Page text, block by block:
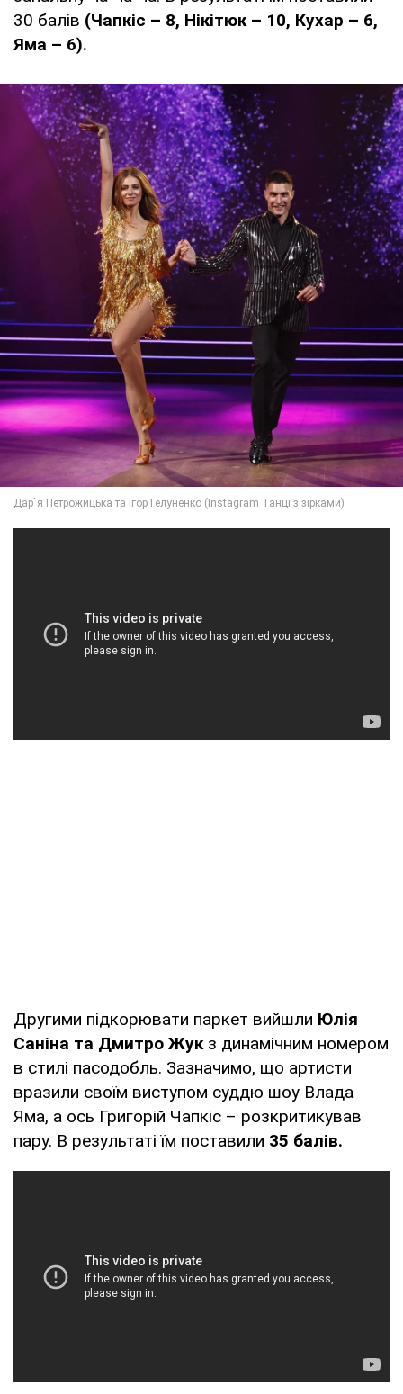
30 балів (Чапкіс – 8, Нікітюк – 10, Кухар – 6,
Яма – 6).
Другими підкорювати паркет вийшли Юлія
Саніна та Дмитро Жук з динамічним номером
в стилі пасодобль. Зазначимо, що артисти
вразили своїм виступом суддю шоу Влада
Яма, а ось Григорій Чапкіс – розкритикував
пару. В результаті їм поставили 35 балів.